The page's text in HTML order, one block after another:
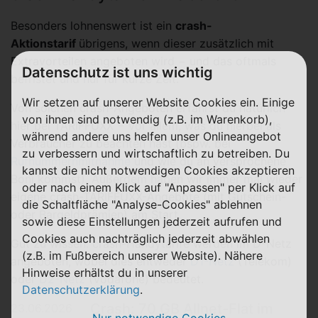
Besonders lohnenswert ist ein crash-
Aktionstarif übrigens, wenn dieser zusätzlich mit
Extravorteilen angeboten wird − und das oftmals
befristet und nur für kurze Zeit.
Von solchen crash-Angeboten erfährst du natürlich
hier bei TARIFFUXX − vor allem, was du hierbei als
Verbraucher zu beachten hast (bspw. bei
Rufnummernmitnahmeund wie du an versprochene
Boni kommst). Außerdem haben wir immer mal wieder
eigene crash-TARIFFUXX-Angebote (mit Gutschein-
oder Bargeldprämien) am Start.
Gut zu wissen: crash-Handytarife werden im D-Netz
angeboten, wobei dies entwederD1-Netz(Telekom)
oderD2-Netz (Vodafone) bedeutet.
Datenschutz ist uns wichtig
Wir setzen auf unserer Website Cookies ein. Einige
von ihnen sind notwendig (z.B. im Warenkorb),
während andere uns helfen unser Onlineangebot
zu verbessern und wirtschaftlich zu betreiben. Du
kannst die nicht notwendigen Cookies akzeptieren
oder nach einem Klick auf "Anpassen" per Klick auf
die Schaltfläche "Analyse-Cookies" ablehnen
sowie diese Einstellungen jederzeit aufrufen und
Cookies auch nachträglich jederzeit abwählen
(z.B. im Fußbereich unserer Website). Nähere
Hinweise erhältst du in unserer
Datenschutzerklärung.